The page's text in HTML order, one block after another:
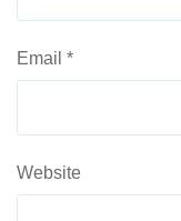
Email *
Website